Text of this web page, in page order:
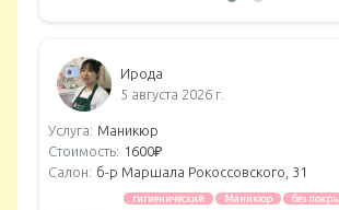
Ирода
5 августа 2026 г.
Услуга: Маникюр
Стоимость: 1600₽
Салон: б-р Маршала Рокоссовского, 31
гигиенический Маникюр без